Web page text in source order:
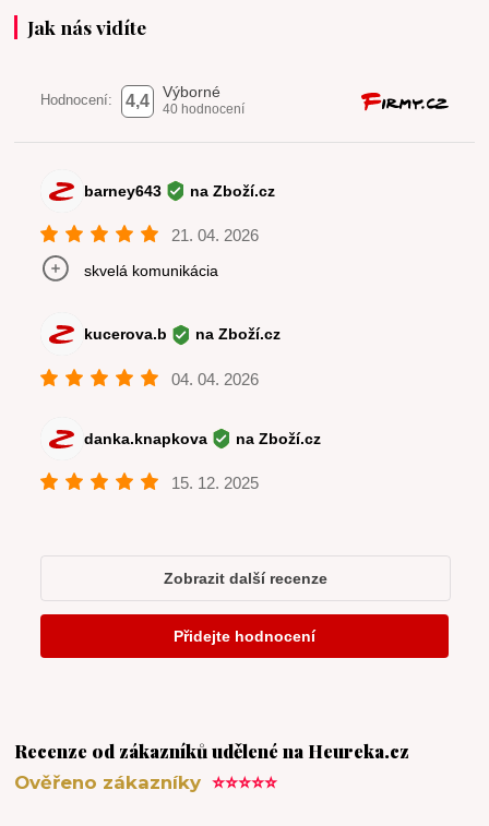
Jak nás vidíte
Recenze od zákazníků udělené na Heureka.cz
Ověřeno zákazníky⭐⭐⭐⭐⭐